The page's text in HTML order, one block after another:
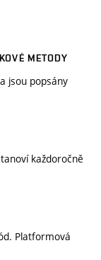
METODY
jsou popsány
každoročně
Platformová